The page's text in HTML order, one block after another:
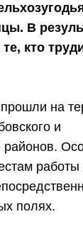
В
кто
на
и
районов.
полях.